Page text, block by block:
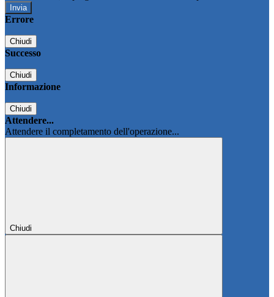
Errore
Chiudi
Successo
Chiudi
Informazione
Chiudi
Attendere...
Attendere il completamento dell'operazione...
Chiudi